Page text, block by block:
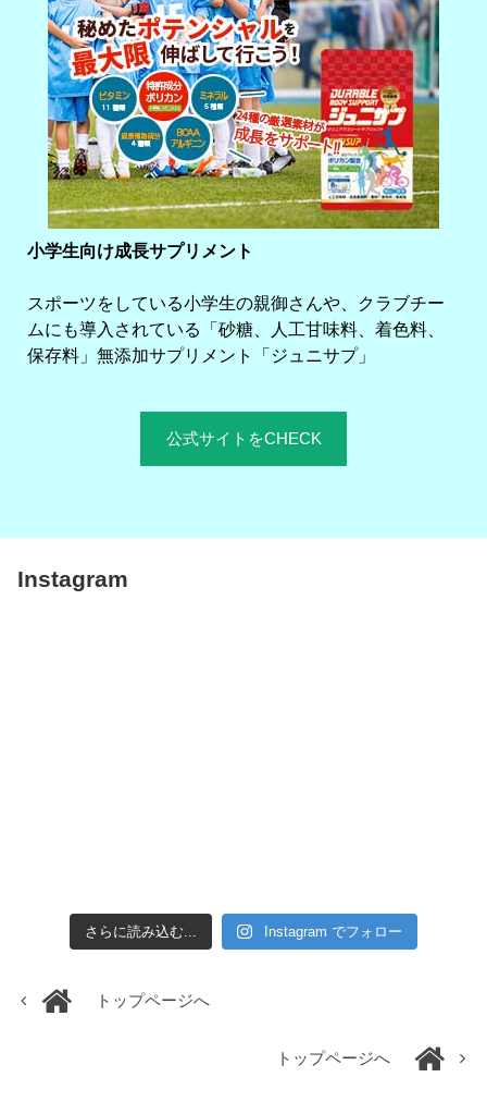
小学生向け成長サプリメント
スポーツをしている小学生の親御さんや、クラブチー
ムにも導入されている「砂糖、人工甘味料、着色料、
保存料」無添加サプリメント「ジュニサプ」
公式サイトをCHECK
Instagram
さらに読み込む... Instagram でフォロー
トップページへ
トップページへ